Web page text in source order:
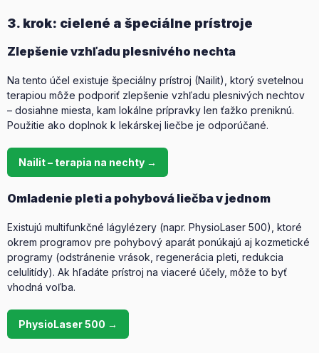
3. krok: cielené a špeciálne prístroje
Zlepšenie vzhľadu plesnivého nechta
Na tento účel existuje špeciálny prístroj (Nailit), ktorý svetelnou
terapiou môže podporiť zlepšenie vzhľadu plesnivých nechtov
– dosiahne miesta, kam lokálne prípravky len ťažko preniknú.
Použitie ako doplnok k lekárskej liečbe je odporúčané.
Nailit – terapia na nechty →
Omladenie pleti a pohybová liečba v jednom
Existujú multifunkčné lágylézery (napr. PhysioLaser 500), ktoré
okrem programov pre pohybový aparát ponúkajú aj kozmetické
programy (odstránenie vrások, regenerácia pleti, redukcia
celulitídy). Ak hľadáte prístroj na viaceré účely, môže to byť
vhodná voľba.
PhysioLaser 500 →